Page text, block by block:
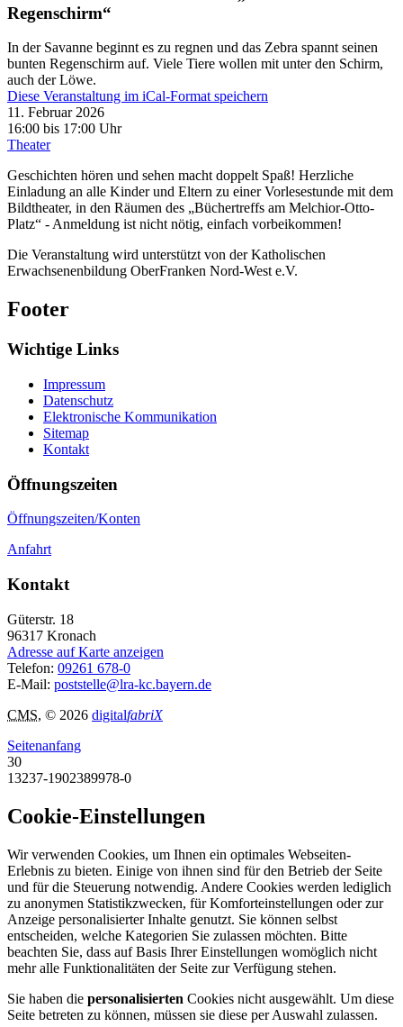
Regenschirm“
In der Savanne beginnt es zu regnen und das Zebra spannt seinen
bunten Regenschirm auf. Viele Tiere wollen mit unter den Schirm,
auch der Löwe.
Diese Veranstaltung im iCal-Format speichern
11. Februar 2026
16:00 bis 17:00 Uhr
Theater
Geschichten hören und sehen macht doppelt Spaß! Herzliche
Einladung an alle Kinder und Eltern zu einer Vorlesestunde mit dem
Bildtheater, in den Räumen des „Büchertreffs am Melchior-Otto-
Platz“ - Anmeldung ist nicht nötig, einfach vorbeikommen!
Die Veranstaltung wird unterstützt von der Katholischen
Erwachsenenbildung OberFranken Nord-West e.V.
Footer
Wichtige Links
Impressum
Datenschutz
Elektronische Kommunikation
Sitemap
Kontakt
Öffnungszeiten
Öffnungszeiten/Konten
Anfahrt
Kontakt
Güterstr. 18
96317 Kronach
Adresse auf Karte anzeigen
Telefon: 09261 678-0
E-Mail: poststelle@lra-kc.bayern.de
CMS, © 2026 digitalfabriX
Seitenanfang
30
13237-1902389978-0
Cookie-Einstellungen
Wir verwenden Cookies, um Ihnen ein optimales Webseiten-
Erlebnis zu bieten. Einige von ihnen sind für den Betrieb der Seite
und für die Steuerung notwendig. Andere Cookies werden lediglich
zu anonymen Statistikzwecken, für Komforteinstellungen oder zur
Anzeige personalisierter Inhalte genutzt. Sie können selbst
entscheiden, welche Kategorien Sie zulassen möchten. Bitte
beachten Sie, dass auf Basis Ihrer Einstellungen womöglich nicht
mehr alle Funktionalitäten der Seite zur Verfügung stehen.
Sie haben die personalisierten Cookies nicht ausgewählt. Um diese
Seite betreten zu können, müssen sie diese per Auswahl zulassen.